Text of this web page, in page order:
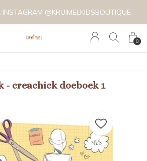
0
@KRUIMELKIDSBOUTIQUE
- creachick doeboek 1